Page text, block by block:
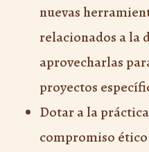
nuevas
relacionados a la
aprovecharlas
proyectos
Dotar a la
compromiso